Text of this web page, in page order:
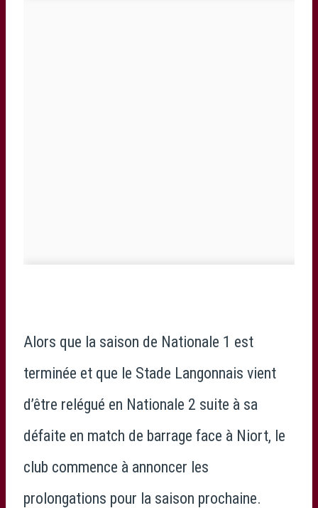
Alors que la saison de Nationale 1 est
terminée et que le Stade Langonnais vient
d’être relégué en Nationale 2 suite à sa
défaite en match de barrage face à Niort, le
club commence à annoncer les
prolongations pour la saison prochaine.